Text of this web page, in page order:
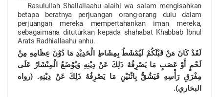
Rasulullah Shallallaahu alaihi wa salam mengisahkan
betapa beratnya perjuangan orang-orang dulu dalam
perjuangan mereka mempertahankan iman mereka,
sebagaimana dituturkan kepada shahabat Khabbab Ibnul
Arats Radhiallaahu anhu.
لَقَدْ كَانَ مَنْ قَبْلَكُمْ لَيُمْشَطُ بِمِشَاطِ الْحَدِيْدِ مَا دُوْنَ عِظَامِهِ مِنْ
لَحْمٍ أَوْ عَصَبٍ مَا يَصْرِفُهُ ذَلِكَ عَنْ دِيْنِهِ وَيُوْضَعُ الْمِنْشَارُ عَلَى
مِفْرَقِ رَأْسِهِ فَيَشُقُّ بِاثْنَيْنِ مَا يَصْرِفُهُ ذَلِكَ عَنْ دِيْنِهِ. (رواه
البخاري).